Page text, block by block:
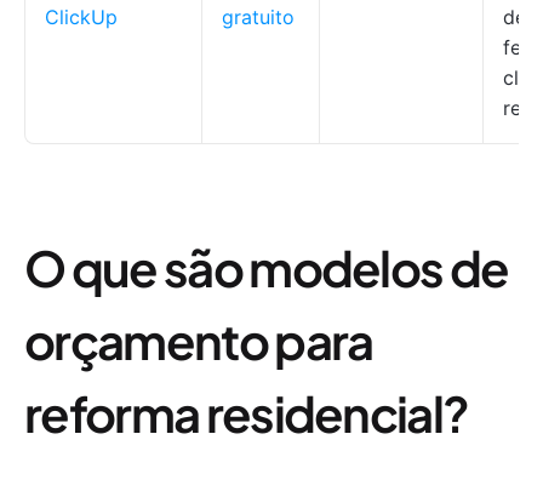
ClickUp
gratuito
de
O que são modelos de
orçamento para
reforma residencial?